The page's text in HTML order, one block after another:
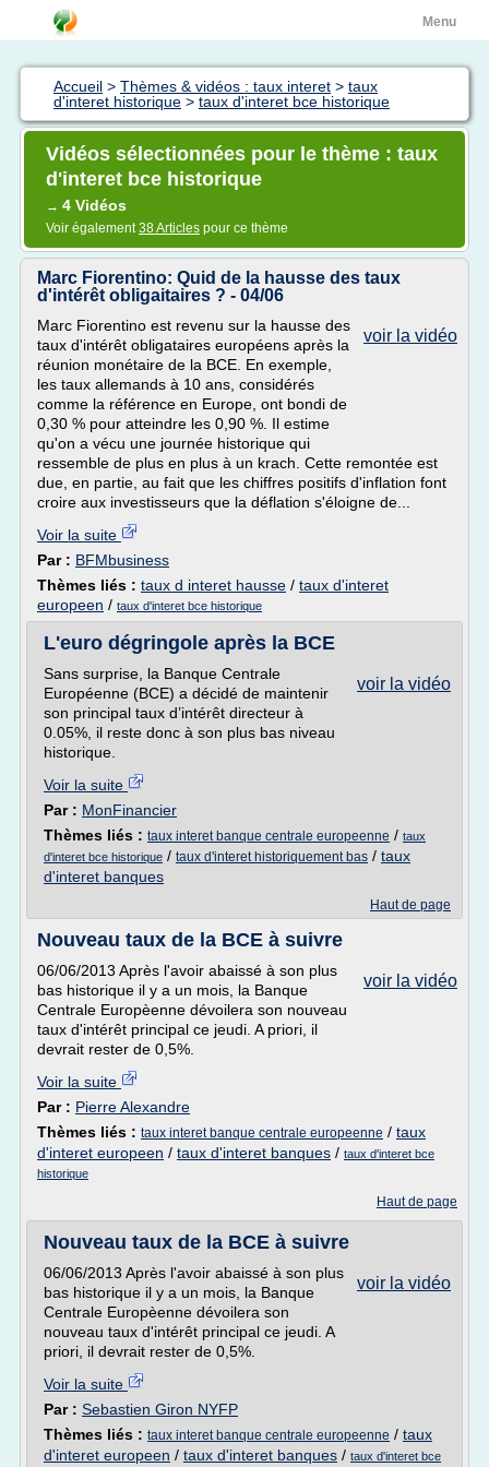
Menu
Accueil > Thèmes & vidéos : taux interet > taux
d'interet historique > taux d'interet bce historique
Vidéos sélectionnées pour le thème : taux
d'interet bce historique
→ 4 Vidéos
Voir également38 Articles pour ce thème
Marc Fiorentino: Quid de la hausse des taux
d'intérêt obligaitaires ? - 04/06
voir la vidéo
Marc Fiorentino est revenu sur la hausse des
taux d'intérêt obligataires européens après la
réunion monétaire de la BCE. En exemple,
les taux allemands à 10 ans, considérés
comme la référence en Europe, ont bondi de
0,30 % pour atteindre les 0,90 %. Il estime
qu'on a vécu une journée historique qui
ressemble de plus en plus à un krach. Cette remontée est
due, en partie, au fait que les chiffres positifs d'inflation font
croire aux investisseurs que la déflation s'éloigne de...
Voir la suite
Par : BFMbusiness
Thèmes liés : taux d interet hausse / taux d'interet
europeen / taux d'interet bce historique
L'euro dégringole après la BCE
voir la vidéo
Sans surprise, la Banque Centrale
Européenne (BCE) a décidé de maintenir
son principal taux d’intérêt directeur à
0.05%, il reste donc à son plus bas niveau
historique.
Voir la suite
Par : MonFinancier
Thèmes liés : taux interet banque centrale europeenne / taux
d'interet bce historique / taux d'interet historiquement bas / taux
d'interet banques
Haut de page
Nouveau taux de la BCE à suivre
voir la vidéo
06/06/2013 Après l'avoir abaissé à son plus
bas historique il y a un mois, la Banque
Centrale Europèenne dévoilera son nouveau
taux d'intérêt principal ce jeudi. A priori, il
devrait rester de 0,5%.
Voir la suite
Par : Pierre Alexandre
Thèmes liés : taux interet banque centrale europeenne / taux
d'interet europeen / taux d'interet banques / taux d'interet bce
historique
Haut de page
Nouveau taux de la BCE à suivre
voir la vidéo
06/06/2013 Après l'avoir abaissé à son plus
bas historique il y a un mois, la Banque
Centrale Europèenne dévoilera son
nouveau taux d'intérêt principal ce jeudi. A
priori, il devrait rester de 0,5%.
Voir la suite
Par : Sebastien Giron NYFP
Thèmes liés : taux interet banque centrale europeenne / taux
d'interet europeen / taux d'interet banques / taux d'interet bce